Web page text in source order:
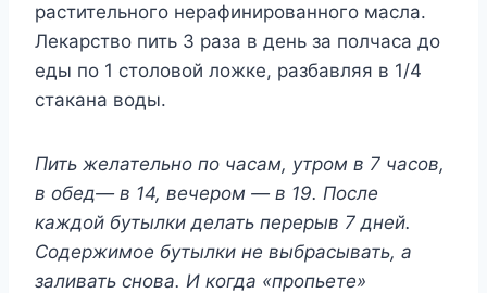
растительного нерафинированного масла.
Лекарство пить 3 раза в день за полчаса до
еды по 1 столовой ложке, разбавляя в 1/4
стакана воды.
Пить желательно по часам, утром в 7 часов,
в обед— в 14, вечером — в 19. После
каждой бутылки делать перерыв 7 дней.
Содержимое бутылки не выбрасывать, а
заливать снова. И когда «пропьете»